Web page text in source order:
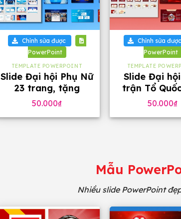
+
Chỉnh sửa được
PowerPoint
TEMPLATE POWERPOINT
Slide Đại hội Phụ Nữ
23 trang, tặng
phông chữ
50.000₫
+
Chỉnh sửa được
PowerPoint
TEMPLATE
Slide Đại
trận Tổ
Nam tặng
50.000₫
Mẫu
Nhiều slide PowerPoint